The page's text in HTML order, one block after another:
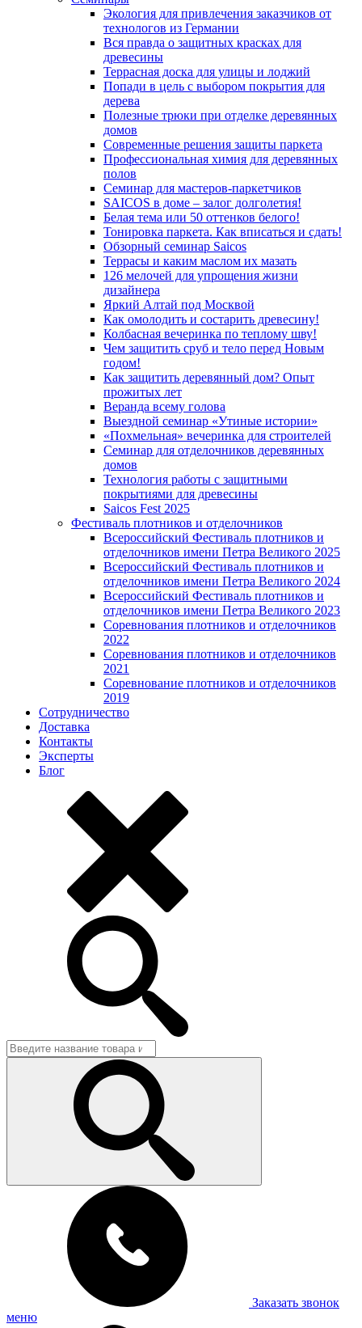
Экология для привлечения заказчиков от
технологов из Германии
Вся правда о защитных красках для
древесины
Террасная доска для улицы и лоджий
Попади в цель с выбором покрытия для
дерева
Полезные трюки при отделке деревянных
домов
Современные решения защиты паркета
Профессиональная химия для деревянных
полов
Семинар для мастеров-паркетчиков
SAICOS в доме – залог долголетия!
Белая тема или 50 оттенков белого!
Тонировка паркета. Как вписаться и сдать!
Обзорный семинар Saicos
Террасы и каким маслом их мазать
126 мелочей для упрощения жизни
дизайнера
Яркий Алтай под Москвой
Как омолодить и состарить древесину!
Колбасная вечеринка по теплому шву!
Чем защитить сруб и тело перед Новым
годом!
Как защитить деревянный дом? Опыт
прожитых лет
Веранда всему голова
Выездной семинар «Утиные истории»
«Похмельная» вечеринка для строителей
Семинар для отделочников деревянных
домов
Технология работы с защитными
покрытиями для древесины
Saicos Fest 2025
Фестиваль плотников и отделочников
Всероссийский Фестиваль плотников и
отделочников имени Петра Великого 2025
Всероссийский Фестиваль плотников и
отделочников имени Петра Великого 2024
Всероссийский Фестиваль плотников и
отделочников имени Петра Великого 2023
Соревнования плотников и отделочников
2022
Соревнования плотников и отделочников
2021
Соревнование плотников и отделочников
2019
Сотрудничество
Доставка
Контакты
Эксперты
Блог
Заказать звонок
меню